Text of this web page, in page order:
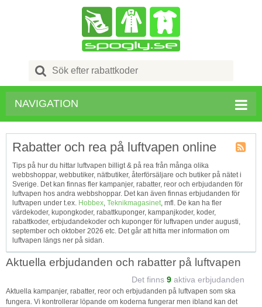
Search
for:
NAVIGATION
Tagg
RSS
Rabatter och rea på luftvapen online
Tips på hur du hittar luftvapen billigt & på rea från många olika
webbshoppar, webbutiker, nätbutiker, återförsäljare och butiker på nätet i
Sverige. Det kan finnas fler kampanjer, rabatter, reor och erbjudanden för
luftvapen hos andra webbshoppar. Det kan även finnas erbjudanden för
luftvapen under t.ex. Hobbex, Teknikmagasinet, mfl. De kan ha fler
värdekoder, kupongkoder, rabattkuponger, kampanjkoder, koder,
rabattkoder, erbjudandekoder och kuponger för luftvapen under augusti,
september och oktober 2026 etc. Det går att hitta mer information om
luftvapen längs ner på sidan.
Aktuella erbjudanden och rabatter på luftvapen
Det finns 9 aktiva erbjudanden
Aktuella kampanjer, rabatter, reor och erbjudanden på luftvapen som ska
fungera. Vi kontrollerar löpande om koderna fungerar men ibland kan det